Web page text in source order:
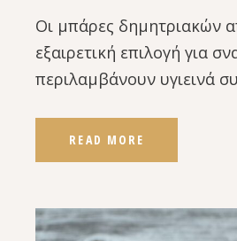
Οι μπάρες δημητριακών
εξαιρετική επιλογή για
περιλαμβάνουν υγιεινά
READ MORE